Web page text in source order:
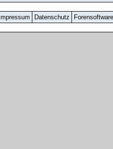
Impressum Datenschutz